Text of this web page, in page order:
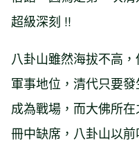
超級深刻 !!
八卦山雖然海拔不高
軍事地位，清代只要
成為戰場，而大佛所
冊中缺席，八卦山以